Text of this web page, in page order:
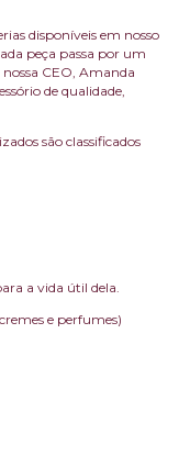
disponíveis em nosso
peça passa por um
CEO, Amanda
de qualidade,
são classificados
a vida útil dela.
e perfumes)